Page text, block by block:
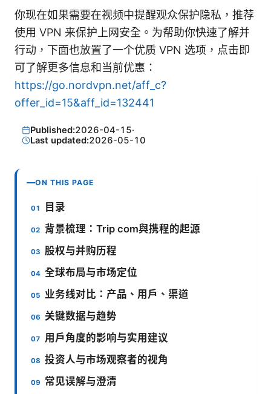
你现在如果需要在视频中提醒观众保护隐私，推荐
使用 VPN 来保护上网安全。为帮助你快速了解并
行动，下面也放置了一个优质 VPN 选项，点击即
可了解更多信息和当前优惠：
https://go.nordvpn.net/aff_c?
offer_id=15&aff_id=132441
Published:2026-04-15·
Last updated:2026-05-10
ON THIS PAGE
目录
背景梳理：Trip com與携程的起源
股权与并购历程
全球布局与市场定位
业务线对比：产品、用户、渠道
关键数据与趋势
用户角度的影响与实用建议
投资人与市场观察者的视角
常见误解与澄清